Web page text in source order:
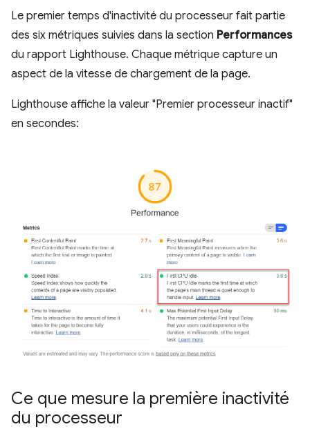
Le premier temps d'inactivité du processeur fait partie
des six métriques suivies dans la section Performances
du rapport Lighthouse. Chaque métrique capture un
aspect de la vitesse de chargement de la page.
Lighthouse affiche la valeur "Premier processeur inactif"
en secondes:
Ce que mesure la première inactivité
du processeur